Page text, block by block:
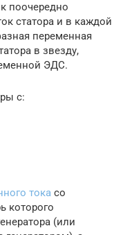
поочередно
статора и в каждой
переменная
в звезду,
ЭДС.
с:
тока со
которого
(или